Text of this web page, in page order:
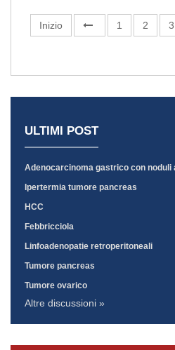
Inizio 1 2 3
ULTIMI POST
Adenocarcinoma gastrico con noduli
Ipertermia tumore pancreas
HCC
Febbricciola
Linfoadenopatie retroperitoneali
Tumore pancreas
Tumore ovarico
Altre discussioni »